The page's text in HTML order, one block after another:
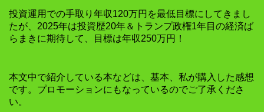
投資運用での手取り年収120万円を最低目標にしてきまし
たが、2025年は投資歴20年＆トランプ政権1年目の経済ば
らまきに期待して、目標は年収250万円！
本文中で紹介している本などは、基本、私が購入した感想
です。プロモーションにもなっているのでご了承くださ
い。